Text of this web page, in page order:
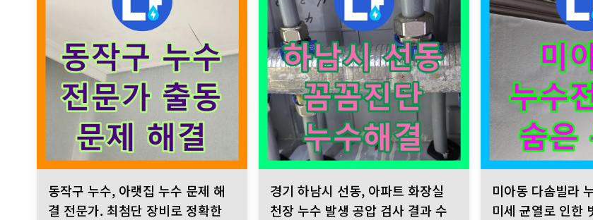
동작구 누수, 아랫집 누수 문제 해
결 전문가. 최첨단 장비로 정확한
경기 하남시 선동, 아파트 화장실
천장 누수 발생 공압 검사 결과 수
미아동 다솜빌라
미세 균열로 인한